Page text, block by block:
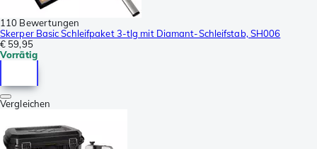
110 Bewertungen
Skerper Basic Schleifpaket 3-tlg mit Diamant-Schleifstab, SH006
€ 59,95
Vorrätig
Vergleichen